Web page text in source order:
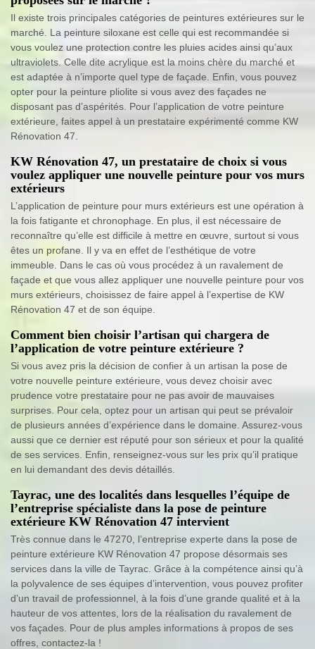
Il existe trois principales catégories de peintures extérieures sur le
marché. La peinture siloxane est celle qui est recommandée si
vous voulez une protection contre les pluies acides ainsi qu’aux
ultraviolets. Celle dite acrylique est la moins chère du marché et
est adaptée à n’importe quel type de façade. Enfin, vous pouvez
opter pour la peinture pliolite si vous avez des façades ne
disposant pas d’aspérités. Pour l’application de votre peinture
extérieure, faites appel à un prestataire expérimenté comme KW
Rénovation 47.
KW Rénovation 47, un prestataire de choix si vous
voulez appliquer une nouvelle peinture pour vos murs
extérieurs
L’application de peinture pour murs extérieurs est une opération à
la fois fatigante et chronophage. En plus, il est nécessaire de
reconnaître qu’elle est difficile à mettre en œuvre, surtout si vous
êtes un profane. Il y va en effet de l’esthétique de votre
immeuble. Dans le cas où vous procédez à un ravalement de
façade et que vous allez appliquer une nouvelle peinture pour vos
murs extérieurs, choisissez de faire appel à l’expertise de KW
Rénovation 47 et de son équipe.
Comment bien choisir l’artisan qui chargera de
l’application de votre peinture extérieure ?
Si vous avez pris la décision de confier à un artisan la pose de
votre nouvelle peinture extérieure, vous devez choisir avec
prudence votre prestataire pour ne pas avoir de mauvaises
surprises. Pour cela, optez pour un artisan qui peut se prévaloir
de plusieurs années d’expérience dans le domaine. Assurez-vous
aussi que ce dernier est réputé pour son sérieux et pour la qualité
de ses services. Enfin, renseignez-vous sur les prix qu’il pratique
en lui demandant des devis détaillés.
Tayrac, une des localités dans lesquelles l’équipe de
l’entreprise spécialiste dans la pose de peinture
extérieure KW Rénovation 47 intervient
Très connue dans le 47270, l’entreprise experte dans la pose de
peinture extérieure KW Rénovation 47 propose désormais ses
services dans la ville de Tayrac. Grâce à la compétence ainsi qu’à
la polyvalence de ses équipes d’intervention, vous pouvez profiter
d’un travail de professionnel, à la fois d’une grande qualité et à la
hauteur de vos attentes, lors de la réalisation du ravalement de
vos façades. Pour de plus amples informations à propos de ses
offres, contactez-la !